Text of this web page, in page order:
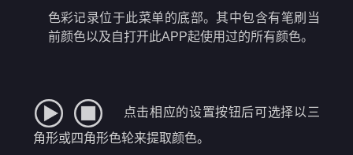
色彩记录位于此菜单的底部。其中包含有笔刷当
前颜色以及自打开此APP起使用过的所有颜色。
点击相应的设置按钮后可选择以三
角形或四角形色轮来提取颜色。